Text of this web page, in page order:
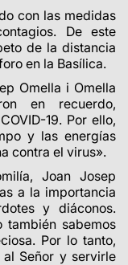
con las medidas
De este
de la distancia
en la Basílica.
Omella i Omella
en recuerdo,
19. Por ello,
y las energías
contra el virus».
Joan Josep
a la importancia
y diáconos.
también sabemos
Por lo tanto,
Señor y servirle